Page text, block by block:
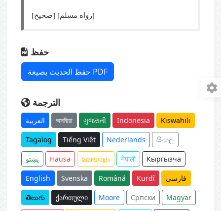
[صحيح] [رواه مسلم]
حفظ
حفظ الحديث بصيغة PDF
الترجمة
العربية অসমীয়া ગુજરાતી Indonesia Kiswahili
Tagalog Tiếng Việt Nederlands සිංහල
پښتو Hausa മലയാളം नेपाली Кыргызча
English Svenska Română Kurdî فارسی
తెలుగు ქართული Moore Српски Magyar